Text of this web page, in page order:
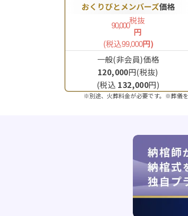
おくりびとメンバーズ価格
90,000税抜
円
(税込99,000円)
一般(非会員)価格
120,000円(税抜)
(税込 132,000円)
※別途、火葬料金が必要です。※葬儀